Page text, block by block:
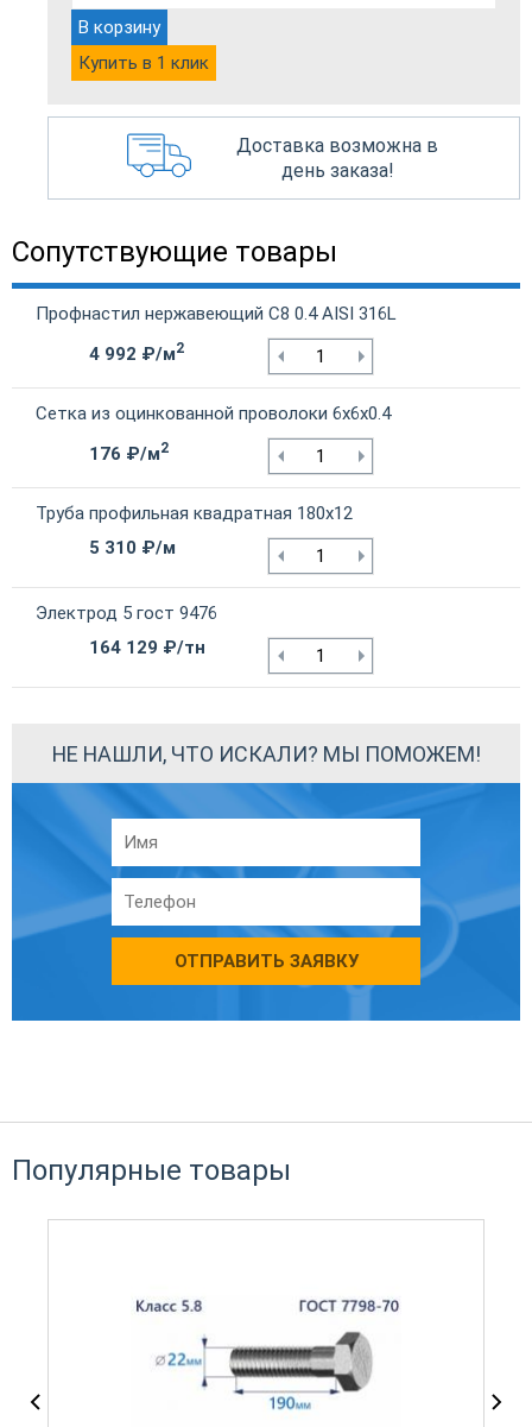
В корзину
Купить в 1 клик
Доставка возможна в
день заказа!
Сопутствующие товары
Профнастил нержавеющий С8 0.4 AISI 316L
4 992 ₽/м2
Сетка из оцинкованной проволоки 6х6х0.4
176 ₽/м2
Труба профильная квадратная 180х12
5 310 ₽/м
Электрод 5 гост 9476
164 129 ₽/тн
НЕ НАШЛИ, ЧТО ИСКАЛИ? МЫ ПОМОЖЕМ!
ОТПРАВИТЬ ЗАЯВКУ
Популярные товары